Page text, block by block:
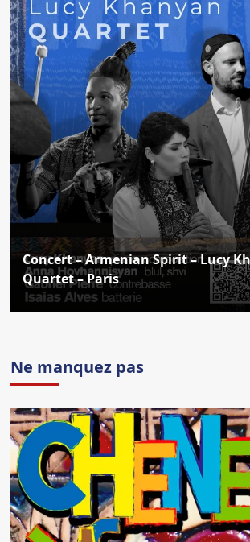
Concert – Armenian Spirit – Lucy
Quartet – Paris
Ne manquez pas